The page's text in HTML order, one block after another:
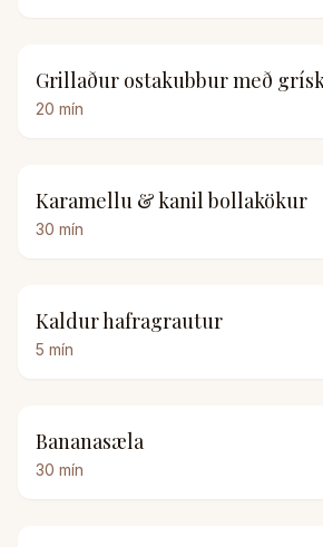
Grillaður ostakubbur með
20 mín
Karamellu & kanil bollakökur
30 mín
Kaldur hafragrautur
5 mín
Bananasæla
30 mín